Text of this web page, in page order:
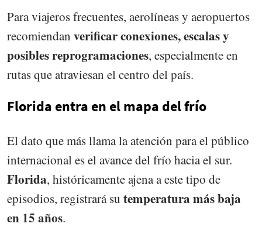
Para viajeros frecuentes, aerolíneas y aeropuertos
recomiendan verificar conexiones, escalas y
posibles reprogramaciones, especialmente en
rutas que atraviesan el centro del país.
Florida entra en el mapa del frío
El dato que más llama la atención para el público
internacional es el avance del frío hacia el sur.
Florida, históricamente ajena a este tipo de
episodios, registrará su temperatura más baja
en 15 años.